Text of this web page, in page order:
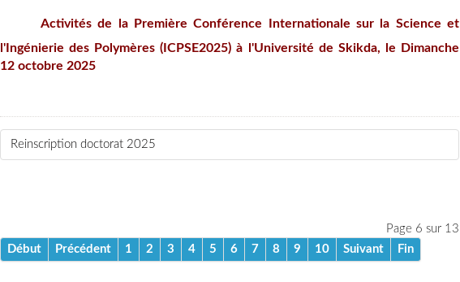
Activités de la Première Conférence Internationale sur la Science et
l'Ingénierie des Polymères (ICPSE2025) à l'Université de Skikda, le Dimanche
12 octobre 2025
Reinscription doctorat 2025
Page 6 sur 13
Début
Précédent 1 2 3 4 5 6 7 8 9 10 Suivant Fin